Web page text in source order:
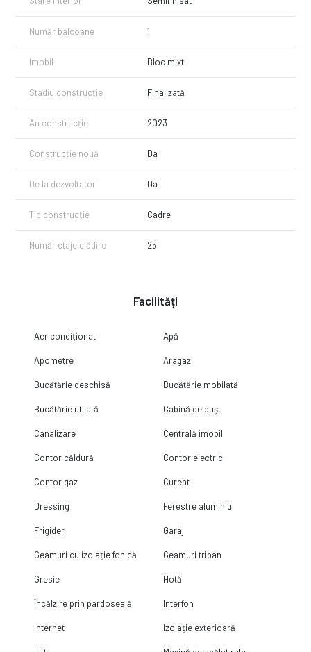
Pretul afisat este pretul final (nu este purtator de TVA).
incredere la numarul afisat!
Număr balcoane 1
Imobil Bloc mixt
Stadiu construcție Finalizată
An construcție 2023
Construcție nouă Da
De la dezvoltator Da
Tip construcție Cadre
Număr etaje clădire 25
Facilități
Aer condiționat Apă
Apometre Aragaz
Bucătărie deschisă Bucătărie mobilată
Bucătărie utilată Cabină de duș
Canalizare Centrală imobil
Contor căldură Contor electric
Contor gaz Curent
Dressing Ferestre aluminiu
Frigider Garaj
Geamuri cu izolație fonică Geamuri tripan
Gresie Hotă
Încălzire prin pardoseală Interfon
Internet Izolație exterioară